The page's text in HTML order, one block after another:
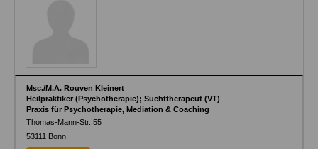
Msc./M.A. Rouven Kleinert
Heilpraktiker (Psychotherapie); Suchttherapeut (VT)
Praxis für Psychotherapie, Mediation & Coaching
Thomas-Mann-Str. 55
53111
Bonn